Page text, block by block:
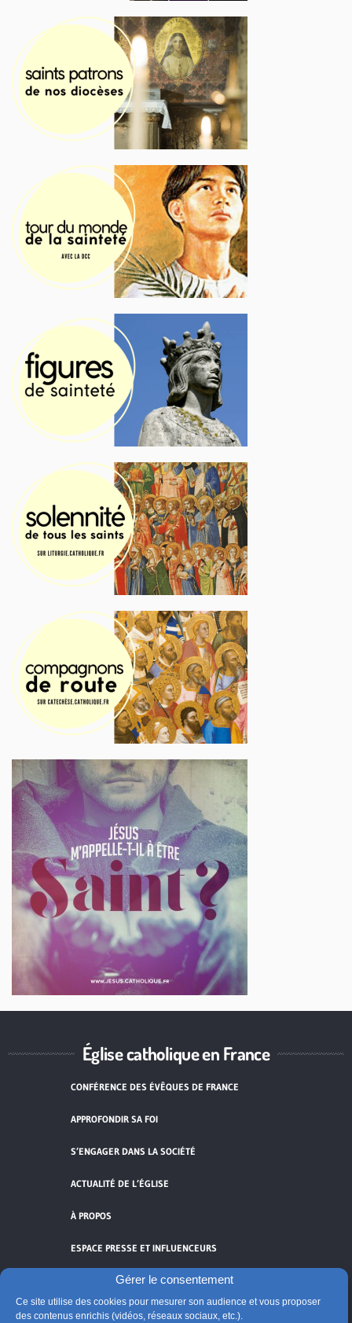
Gérer le consentement
Ce site utilise des cookies pour mesurer son audience et vous proposer
des contenus enrichis (vidéos, réseaux sociaux, etc.).
Église catholique en France
CONFÉRENCE DES ÉVÊQUES DE FRANCE
APPROFONDIR SA FOI
S’ENGAGER DANS LA SOCIÉTÉ
ACTUALITÉ DE L’ÉGLISE
À PROPOS
ESPACE PRESSE ET INFLUENCEURS